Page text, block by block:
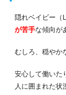
隠れベイビー（
が苦手な傾向が
むしろ、穏やか
安心して働いた
人に囲まれた状